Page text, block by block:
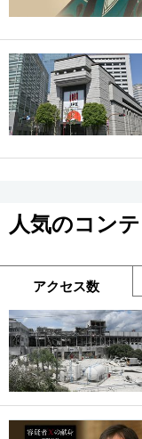
人気のコン
アクセス数